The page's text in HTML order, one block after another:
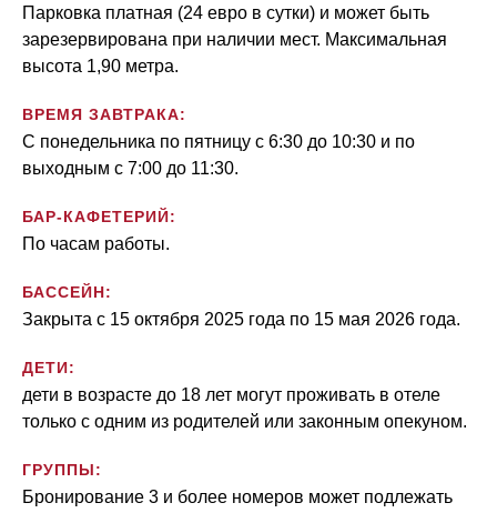
Парковка платная (24 евро в сутки) и может быть
зарезервирована при наличии мест. Максимальная
высота 1,90 метра.
ВРЕМЯ ЗАВТРАКА:
С понедельника по пятницу с 6:30 до 10:30 и по
выходным с 7:00 до 11:30.
БАР-КАФЕТЕРИЙ:
По часам работы.
БАССЕЙН:
Закрыта с 15 октября 2025 года по 15 мая 2026 года.
ДЕТИ:
дети в возрасте до 18 лет могут проживать в отеле
только с одним из родителей или законным опекуном.
ГРУППЫ:
Бронирование 3 и более номеров может подлежать